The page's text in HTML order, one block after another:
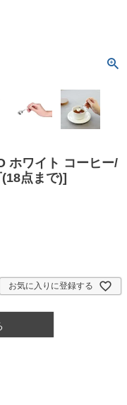
ホワイト コーヒー/
点まで)]
お気に入りに登録する